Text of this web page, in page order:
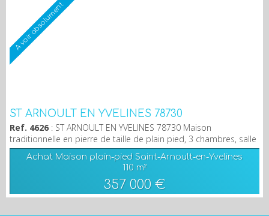
A voir absolument
ST ARNOULT EN YVELINES 78730
Ref. 4626 : ST ARNOULT EN YVELINES 78730 Maison
traditionnelle en pierre de taille de plain pied, 3 chambres, salle
de douches, séjour/salon, grande cuisine équipée / aménagée.
Sous-sol total aménagé avec buanderie et grande salle de
jeux/salle de sport ou chambre, garage double. PRIX
HONORAIRES INCLUS : 357 000 € HONORAIRES 5% TTC CHARGE
ACQUÉREURS PRIX HORS HONORAIRES: 340 000 €
Achat Maison plain-pied Saint-Arnoult-en-Yvelines
110 m²
357 000 €